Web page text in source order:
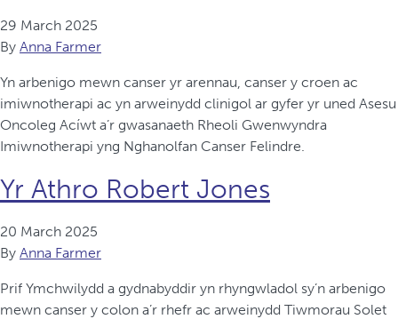
29 March 2025
By Anna Farmer
Yn arbenigo mewn canser yr arennau, canser y croen ac
imiwnotherapi ac yn arweinydd clinigol ar gyfer yr uned Asesu
Oncoleg Acíwt a’r gwasanaeth Rheoli Gwenwyndra
Imiwnotherapi yng Nghanolfan Canser Felindre.
Yr Athro Robert Jones
20 March 2025
By Anna Farmer
Prif Ymchwilydd a gydnabyddir yn rhyngwladol sy’n arbenigo
mewn canser y colon a’r rhefr ac arweinydd Tiwmorau Solet